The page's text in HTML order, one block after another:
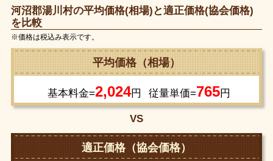
河沼郡湯川村の平均価格(相場)と適正価格(協会価格)
を比較
※価格は税込み表示です。
平均価格（相場）
基本料金=2,024円 従量単価=765円
VS
適正価格（協会価格）